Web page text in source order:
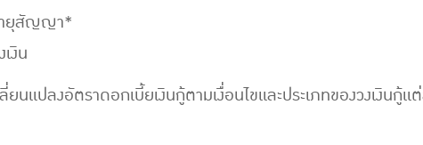
ยุสัญญา*
งิน
แปลงอัตราดอกเบี้ยเงินกู้ตามเงื่อนไขและประเภทของวงเงินกู้แ